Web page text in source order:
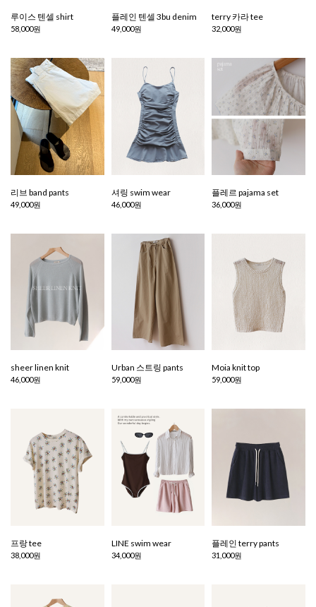
루이스 텐셀 shirt
58,000원
플레인 텐셀 3bu denim
49,000원
terry 카라 tee
32,000원
리브 band pants
49,000원
셔링 swim wear
46,000원
플레르 pajama set
36,000원
sheer linen knit
46,000원
Urban 스트링 pants
59,000원
Moia knit top
59,000원
프랑 tee
38,000원
LINE swim wear
34,000원
플레인 terry pants
31,000원